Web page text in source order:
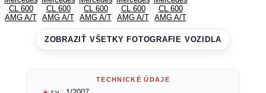
ZOBRAZIŤ VŠETKY FOTOGRAFIE VOZIDLA
TECHNICKÉ ÚDAJE